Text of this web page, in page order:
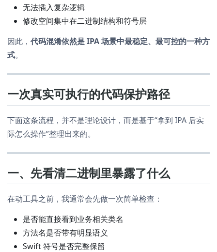
无法插入复杂逻辑
修改空间集中在二进制结构和符号层
因此， 代码混淆依然是 IPA 场景中最稳定、最可控的一种方
式。
一次真实可执行的代码保护路径
下面这条流程，并不是理论设计，而是基于“拿到 IPA 后实
际怎么操作”整理出来的。
一、先看清二进制里暴露了什么
在动工具之前，我通常会先做一次简单检查：
是否能直接看到业务相关类名
方法名是否带有明显语义
Swift 符号是否完整保留